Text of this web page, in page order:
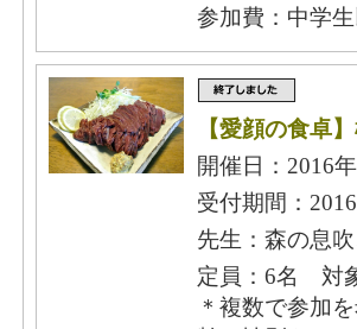
参加費：中学
【愛顔の食卓
開催日：2016
受付期間：
先生：森の息
定員：6名 対
＊複数で参加